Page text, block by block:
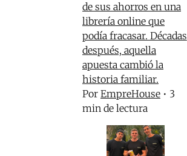
de sus ahorros en una
librería online que
podía fracasar. Décadas
después, aquella
apuesta cambió la
historia familiar.
Por EmpreHouse • 3
min de lectura